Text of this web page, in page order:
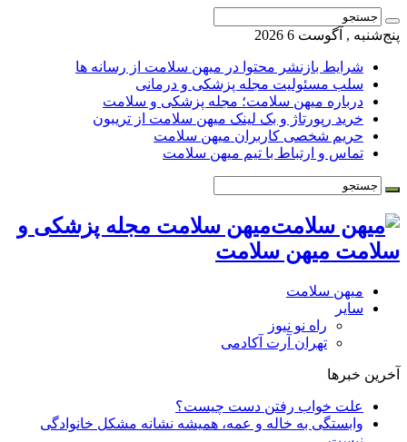
پنج‌شنبه , آگوست 6 2026
شرایط بازنشر محتوا در میهن سلامت از رسانه ها
سلب مسئولیت مجله پزشکی و درمانی
درباره میهن سلامت؛ مجله پزشکی و سلامت
خرید رپورتاژ و بک لینک میهن سلامت از تریبون
حریم شخصی کاربران میهن سلامت
تماس و ارتباط با تیم میهن سلامت
میهن سلامت مجله پزشکی و
سلامت میهن سلامت
میهن سلامت
سایر
راه نو نیوز
تهران آرت آکادمی
آخرین خبرها
علت خواب رفتن دست چیست؟
وابستگی به خاله و عمه، همیشه نشانه مشکل خانوادگی